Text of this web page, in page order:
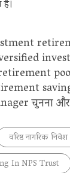
saving
चुनना और
वरिष्ठ नागरिक निवेश
In NPS Trust